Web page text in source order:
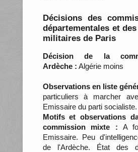
Décisions des
départementales et
militaires de Paris
Décision de la
Ardèche : Algérie moins
Observations en liste
particuliers à marcher
Emissaire du parti socialiste.
Motifs et observations
commission mixte : A
Emissaire. Peu
de l'Ardèche. État des